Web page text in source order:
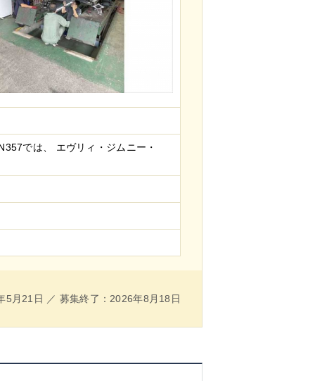
では、 エヴリィ・ジムニー・
5月21日 ／ 募集終了：2026年8月18日